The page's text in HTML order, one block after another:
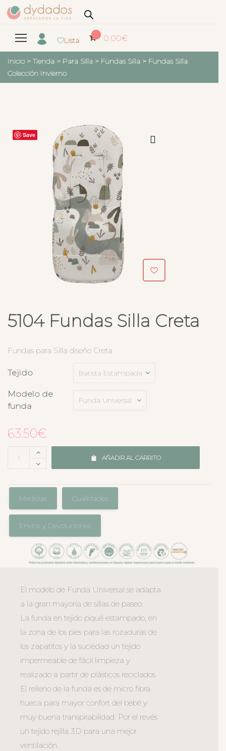
Lista
0 0.00€
Inicio > Tienda > Para Silla > Fundas Silla > Fundas Silla
Colección Invierno
Save
5104 Fundas Silla Creta
Fundas para Silla diseño Creta
Tejido
Modelo de
funda
63.50€
AÑADIR AL CARRITO
Medidas Cualidades
Envíos y Devoluciones
El modelo de Funda Universal se adapta
a la gran mayoría de sillas de paseo.
La funda en tejido piqué estampado, en
la zona de los pies para las rozaduras de
los zapatitos y la suciedad un tejido
impermeable de fácil limpieza y
realizado a partir de plásticos reciclados.
El relleno de la funda es de micro fibra
hueca para mayor confort del bebé y
muy buena transpirabilidad. Por el revés
un tejido rejilla 3D para una mejor
ventilación.